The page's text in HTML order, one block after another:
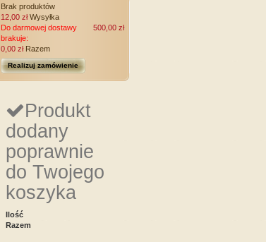
Brak produktów
12,00 złWysyłka
500,00 zł
Do darmowej dostawy
brakuje:
0,00 zł Razem
Realizuj zamówienie
Produkt
dodany
poprawnie
do Twojego
koszyka
Ilość
Razem